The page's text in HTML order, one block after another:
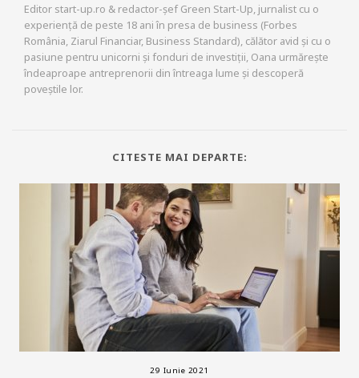
Editor start-up.ro & redactor-șef Green Start-Up, jurnalist cu o
experiență de peste 18 ani în presa de business (Forbes
România, Ziarul Financiar, Business Standard), călător avid și cu o
pasiune pentru unicorni și fonduri de investiții, Oana urmărește
îndeaproape antreprenorii din întreaga lume și descoperă
poveștile lor.
CITESTE MAI DEPARTE:
29 Iunie 2021